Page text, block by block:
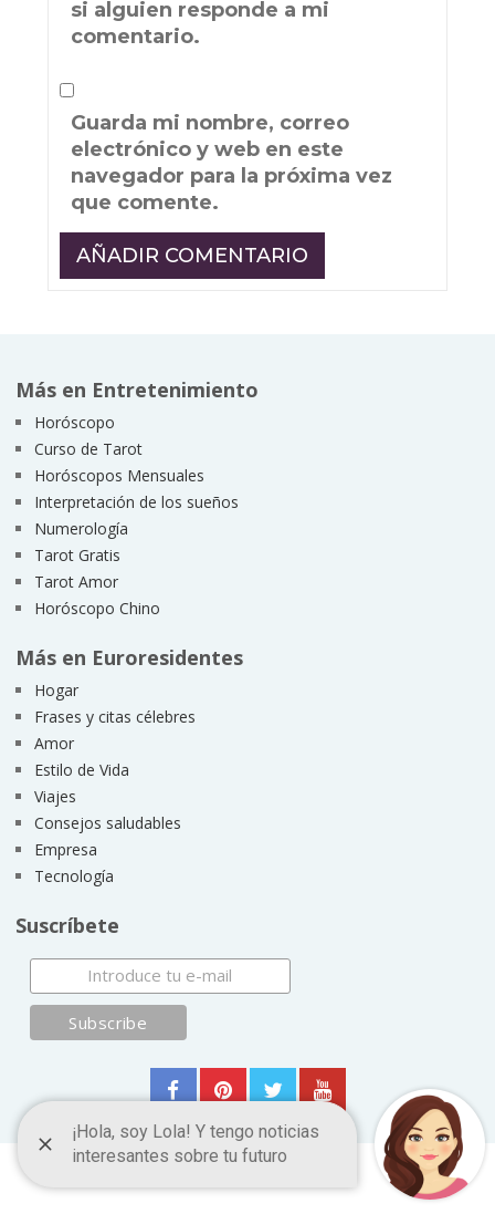
si alguien responde a mi
comentario.
Guarda mi nombre, correo
electrónico y web en este
navegador para la próxima vez
que comente.
Más en Entretenimiento
Horóscopo
Curso de Tarot
Horóscopos Mensuales
Interpretación de los sueños
Numerología
Tarot Gratis
Tarot Amor
Horóscopo Chino
Más en Euroresidentes
Hogar
Frases y citas célebres
Amor
Estilo de Vida
Viajes
Consejos saludables
Empresa
Tecnología
Suscríbete